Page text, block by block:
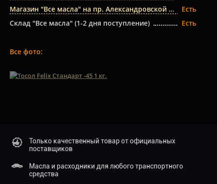
Магазин "Все масла" на пр. Александровской Фермы
Есть
Склад "Все масла" (1-2 дня поступление)
Есть
Все фото:
Только качественный товар от официальных
поставщиков
Масла и расходники для любого транспортного
средства